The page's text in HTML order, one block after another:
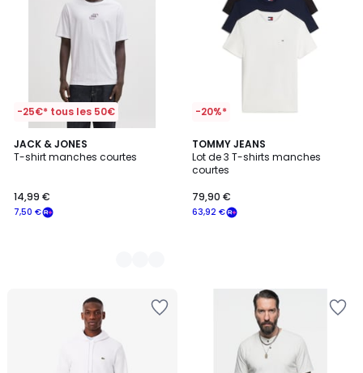
-25€* tous les 50€
JACK & JONES
T-shirt manches courtes
7,50 €
14,99 €
3
Couleurs
-20%*
TOMMY JEANS
Lot de 3 T-shirts manches
courtes
63,92 €
79,90 €